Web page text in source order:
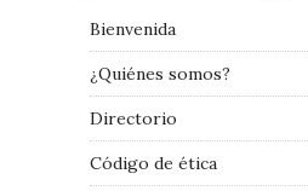
Bienvenida
¿Quiénes somos?
Directorio
Código de ética